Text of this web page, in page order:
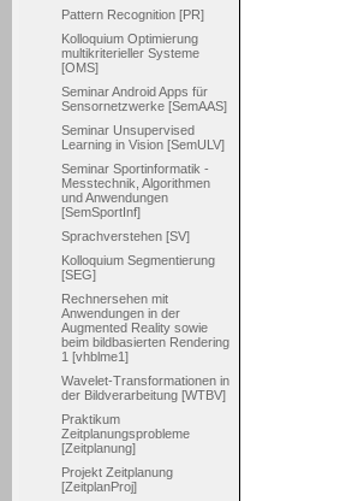
Pattern Recognition [PR]
Kolloquium Optimierung
multikriterieller Systeme
[OMS]
Seminar Android Apps für
Sensornetzwerke [SemAAS]
Seminar Unsupervised
Learning in Vision [SemULV]
Seminar Sportinformatik -
Messtechnik, Algorithmen
und Anwendungen
[SemSportInf]
Sprachverstehen [SV]
Kolloquium Segmentierung
[SEG]
Rechnersehen mit
Anwendungen in der
Augmented Reality sowie
beim bildbasierten Rendering
1 [vhblme1]
Wavelet-Transformationen in
der Bildverarbeitung [WTBV]
Praktikum
Zeitplanungsprobleme
[Zeitplanung]
Projekt Zeitplanung
[ZeitplanProj]